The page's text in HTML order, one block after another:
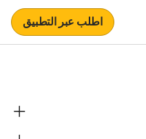
اطلب عبر التطبيق